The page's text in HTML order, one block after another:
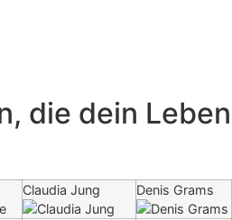
die dein Leben
Claudia Jung Denis Grams